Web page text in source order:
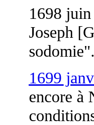
1698
Joseph
1699
encore à